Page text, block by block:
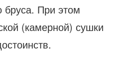
бруса. При этом
(камерной) сушки